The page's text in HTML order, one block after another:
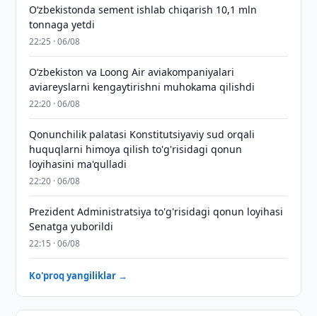
O‘zbekistonda sement ishlab chiqarish 10,1 mln
tonnaga yetdi
22:25 · 06/08
Oʻzbekiston va Loong Air aviakompaniyalari
aviareyslarni kengaytirishni muhokama qilishdi
22:20 · 06/08
Qonunchilik palatasi Konstitutsiyaviy sud orqali
huquqlarni himoya qilish to'g'risidagi qonun
loyihasini ma'qulladi
22:20 · 06/08
Prezident Administratsiya to'g'risidagi qonun loyihasi
Senatga yuborildi
22:15 · 06/08
Ko'proq yangiliklar →